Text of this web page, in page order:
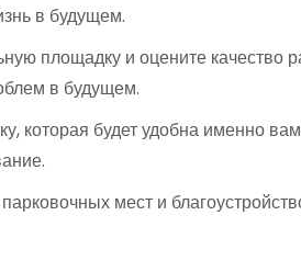
в будущем.
площадку и оцените
в будущем.
которая будет удобна именно
мест и